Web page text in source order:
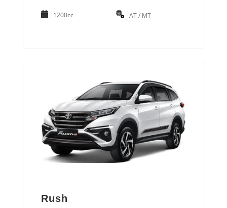
1200cc AT / MT
Rush